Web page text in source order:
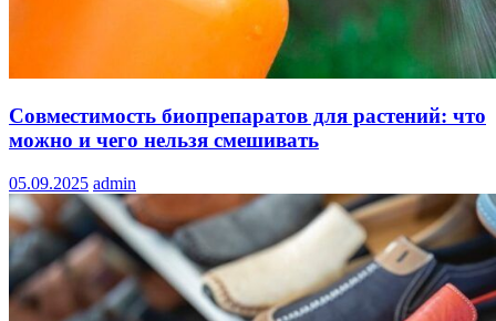
Совместимость биопрепаратов для растений: что
можно и чего нельзя смешивать
05.09.2025 admin